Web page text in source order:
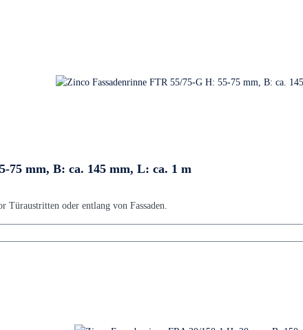
75 mm, B: ca. 145 mm, L: ca. 1 m
Türaustritten oder entlang von Fassaden.